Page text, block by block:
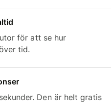
för att se hur
tid.
Den är helt gratis